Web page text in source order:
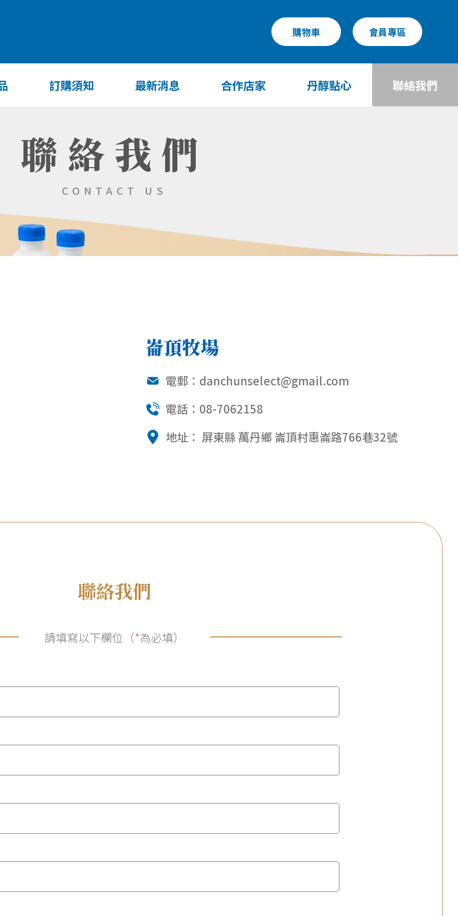
購物車 會員專區
訂購須知 最新消息 合作店家 丹醇點心 聯絡我們
聯絡我們
CONTACT US
崙頂牧場
電郵： danchunselect@gmail.com
電話：08-7062158
地址： 屏東縣 萬丹鄉 崙頂村惠崙路766巷32號
聯絡我們
請填寫以下欄位（*為必填）